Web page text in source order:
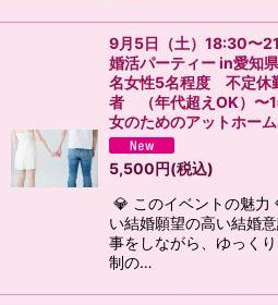
9月5日（土）18:30
婚活パーティー in愛知
名女性5名程度 不定休
者 （年代超えOK）〜1
女のためのアットホー
5,500円(税込)
💎 このイベントの魅力
い結婚願望の高い結婚
事をしながら、ゆっく
制の…